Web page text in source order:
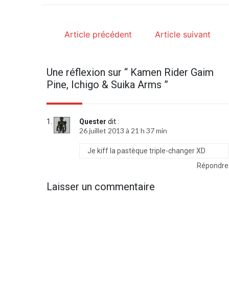
Article précédent Article suivant
Une réflexion sur “ Kamen Rider Gaim
Pine, Ichigo & Suika Arms ”
Quester dit :
26 juillet 2013 à 21 h 37 min
Je kiff la pastèque triple-changer XD
Répondre
Laisser un commentaire